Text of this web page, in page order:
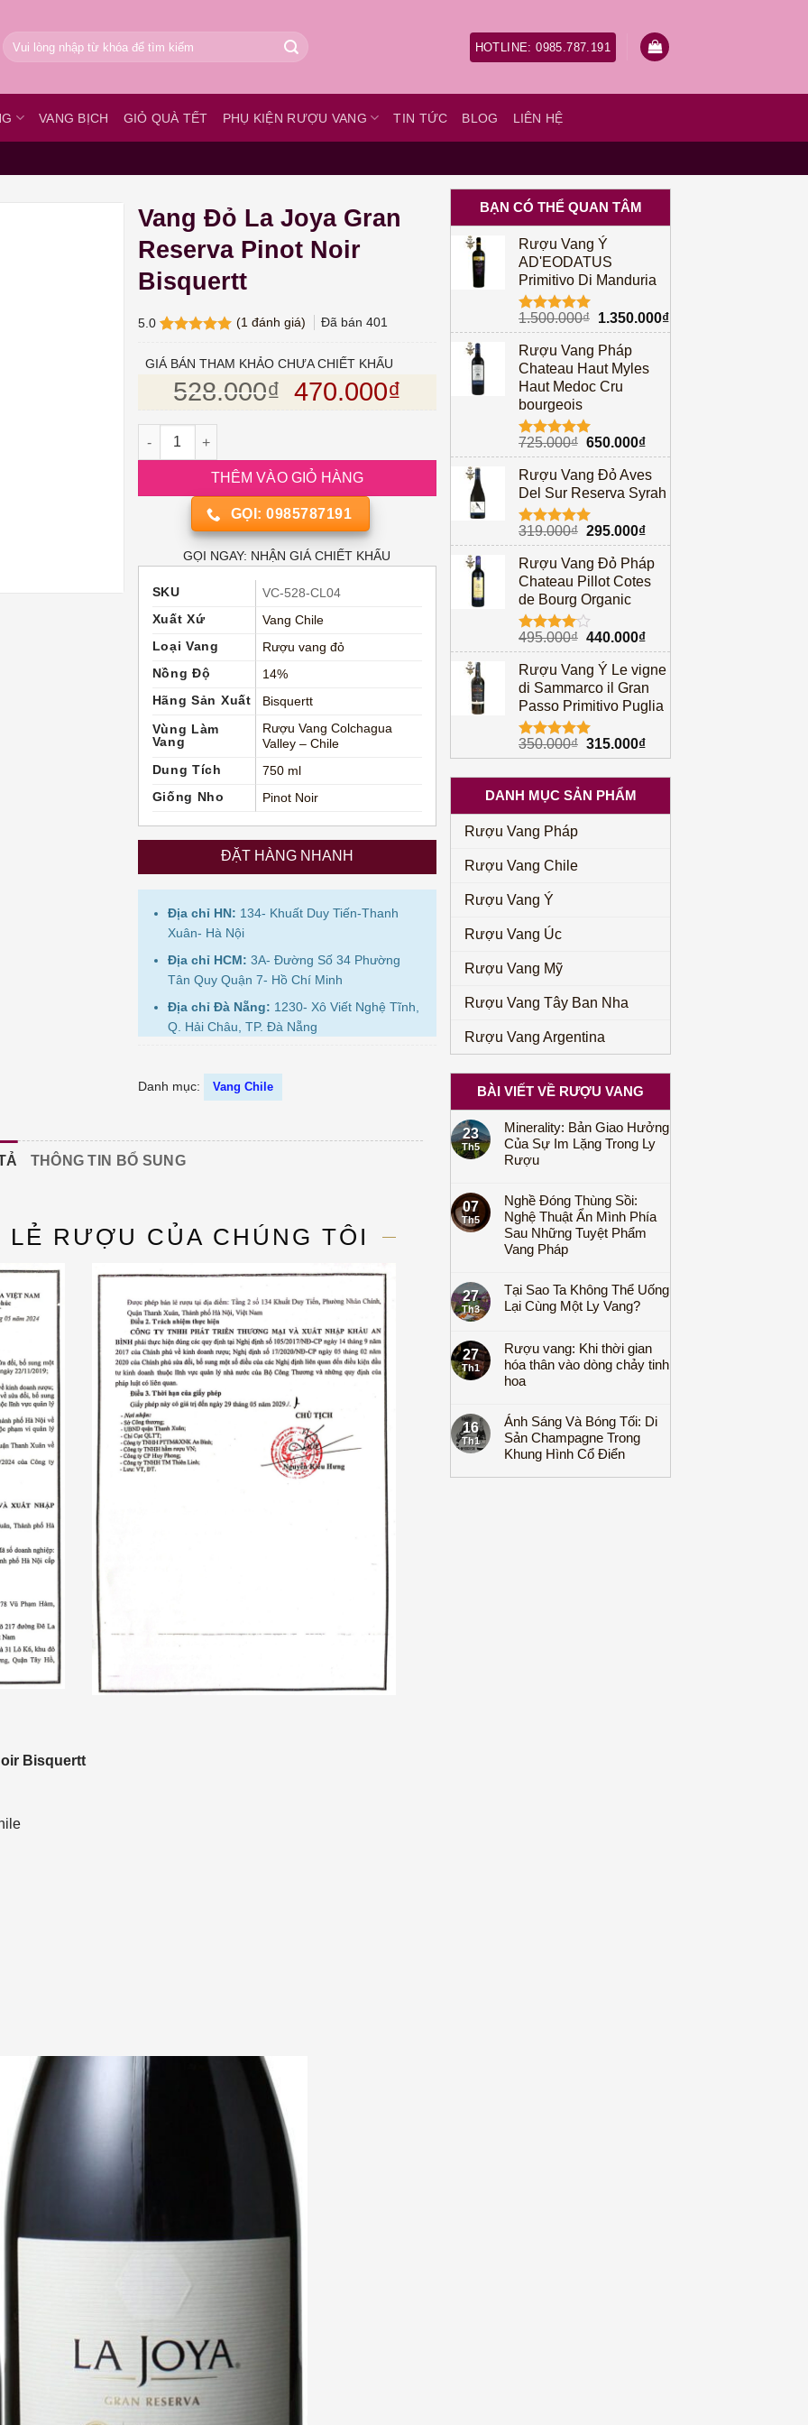
Tìm
kiếm:
HOTLINE: 0985.787.191
VANG BỊCH GIỎ QUÀ TẾT PHỤ KIỆN RƯỢU VANG TIN TỨC BLOG LIÊN HỆ
BẠN CÓ THỂ QUAN TÂM
Rượu Vang Ý
AD'EODATUS
Primitivo Di Manduria
Được xếp
hạng5.00
5 sao
1.500.000₫ Giá
gốc
là:
1.500.000₫.
1.350.000₫Giá
hiện
Rượu Vang Pháp
Chateau Haut Myles
Haut Medoc Cru
bourgeois
Được xếp
hạng5.00
5 sao
725.000₫ Giá
gốc
là:
725.000₫.
650.000₫Giá
hiện
tại
là:
Rượu Vang Đỏ Aves
Del Sur Reserva Syrah
Được xếp
hạng5.00
5 sao
319.000₫ Giá
gốc
là:
319.000₫.
295.000₫Giá
hiện
tại
là:
Rượu Vang Đỏ Pháp
Chateau Pillot Cotes
de Bourg Organic
Được
xếp hạng
4.005
sao
495.000₫ Giá
gốc
là:
495.000₫.
440.000₫Giá
hiện
tại
là:
440.000₫.
Rượu Vang Ý Le vigne
di Sammarco il Gran
Passo Primitivo Puglia
Được xếp
hạng5.00
5 sao
350.000₫ Giá
gốc
là:
350.000₫.
315.000₫Giá
hiện
tại
315.000₫.
DANH MỤC SẢN PHẨM
Rượu Vang Pháp
Rượu Vang Chile
Rượu Vang Ý
Rượu Vang Úc
Rượu Vang Mỹ
Rượu Vang Tây Ban Nha
Rượu Vang Argentina
BÀI VIẾT VỀ RƯỢU VANG
23
Th5
Minerality: Bản Giao Hưởng
Của Sự Im Lặng Trong Ly
Rượu
07
Th5
Nghề Đóng Thùng Sồi:
Nghệ Thuật Ẩn Mình Phía
Sau Những Tuyệt Phẩm
Vang Pháp
27
Th3
Tại Sao Ta Không Thể Uống
Lại Cùng Một Ly Vang?
27
Th1
Rượu vang: Khi thời gian
hóa thân vào dòng chảy tinh
hoa
16
Th1
Ánh Sáng Và Bóng Tối: Di
Sản Champagne Trong
Khung Hình Cổ Điển
Vang Đỏ La Joya Gran
Reserva Pinot Noir
Bisquertt
5.0
dựa trên
(1 đánh giá) Đã bán 401
GIÁ BÁN THAM KHẢO CHƯA CHIẾT KHẤU
528.000₫ Giá gốc là: 528.000₫.
470.000₫ Giá hiện tại là: 470.000₫.
Vang Đỏ La Joya Gran Reserva Pinot Noir Bisquertt số lượng
THÊM VÀO GIỎ HÀNG
GỌI: 0985787191
GỌI NGAY: NHẬN GIÁ CHIẾT KHẤU
SKU
VC-528-CL04
Xuất Xứ
Vang Chile
Loại Vang
Rượu vang đỏ
Nồng Độ
14%
Hãng Sản Xuất
Bisquertt
Vùng Làm
Vang
Rượu Vang Colchagua
Valley – Chile
Dung Tích
750 ml
Giống Nho
Pinot Noir
ĐẶT HÀNG NHANH
Địa chỉ HN: 134- Khuất Duy Tiến-Thanh
Xuân- Hà Nội
Địa chỉ HCM: 3A- Đường Số 34 Phường
Tân Quy Quận 7- Hồ Chí Minh
Địa chỉ Đà Nẵng: 1230- Xô Viết Nghệ Tĩnh,
Q. Hải Châu, TP. Đà Nẵng
Danh mục: Vang Chile
THÔNG TIN BỔ SUNG
LẺ RƯỢU CỦA CHÚNG TÔI
Bisquertt